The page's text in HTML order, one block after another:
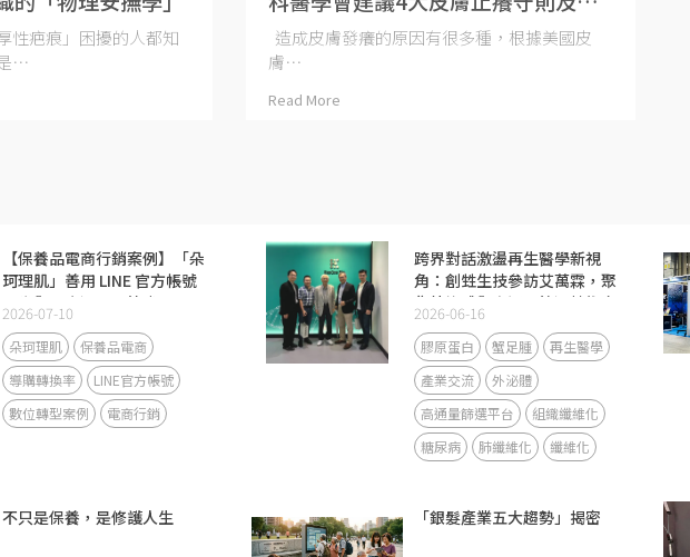
性疤痕」困擾的人都知
⋯
防方法
造成皮膚發癢的原因有很多種，根據美國皮
膚⋯
Read More
【保養品電商行銷案例】「朵
珂理肌」善用 LINE 官方帳號
問卷與圖文選單，節省 50%
導購人力並帶動回流率大增
40%
2026-07-10
朵珂理肌
保養品電商
導購轉換率
LINE官方帳號
數位轉型案例
電商行銷
跨界對話激盪再生醫學新視
角：創甡生技參訪艾萬霖，聚
焦外泌體與高通量篩選技術交
流
2026-06-16
膠原蛋白 蟹足腫
再生醫學
產業交流
外泌體
高通量篩選平台
組織纖維化
糖尿病
肺纖維化 纖維化
不只是保養，是修護人生 「銀髮產業五大趨勢」揭密